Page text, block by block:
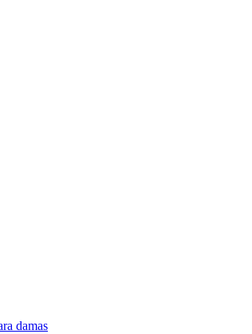
damas